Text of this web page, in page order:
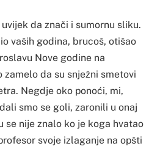
da znači i sumornu sliku.
vaših godina, brucoš, otišao
Nove godine na
zamelo da su snježni smetovi
Negdje oko ponoći, mi,
smo se goli, zaronili u onaj
se nije znalo ko je koga hvatao
svoje izlaganje na opšti